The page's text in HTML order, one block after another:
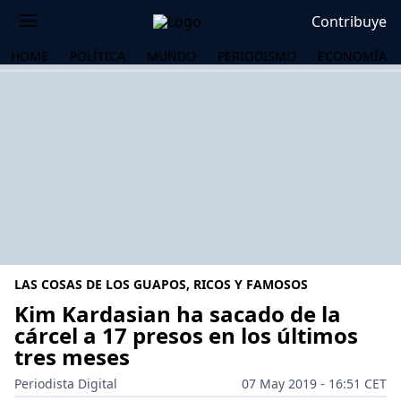
Contribuye
HOME POLÍTICA MUNDO PERIODISMO ECONOMÍA
LAS COSAS DE LOS GUAPOS, RICOS Y FAMOSOS
Kim Kardasian ha sacado de la
cárcel a 17 presos en los últimos
tres meses
Periodista Digital
07 May 2019 - 16:51 CET